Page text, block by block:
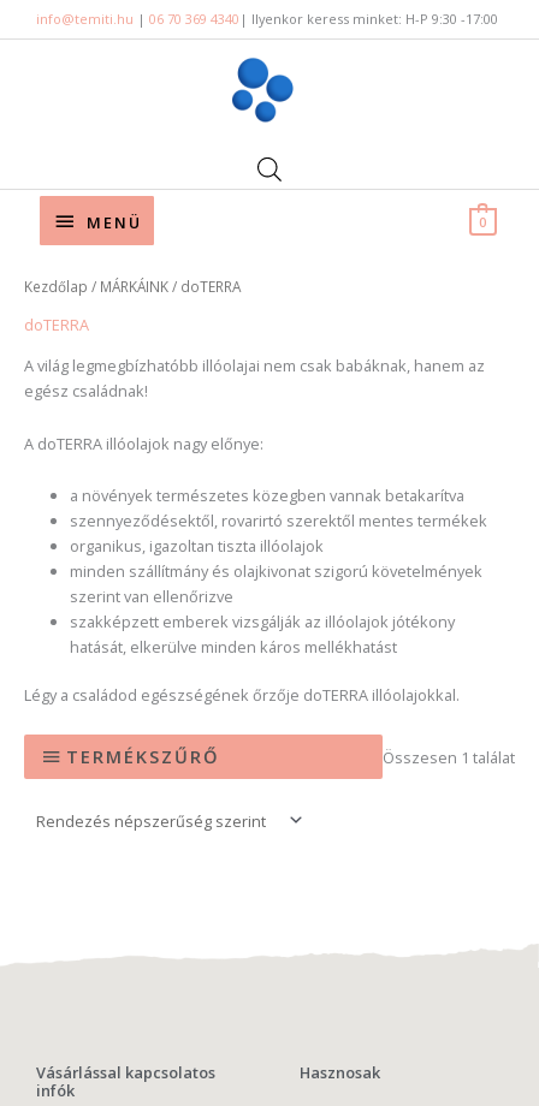
to
info@temiti.hu | 06 70 369 4340 | Ilyenkor keress minket: H-P 9:30 -17:00
Below
MENÜ 0
Kezdőlap / MÁRKÁINK/ doTERRA
doTERRA
A világ legmegbízhatóbb illóolajai nem csak babáknak, hanem az
egész családnak!
A doTERRA illóolajok nagy előnye:
a növények természetes közegben vannak betakarítva
szennyeződésektől, rovarirtó szerektől mentes termékek
organikus, igazoltan tiszta illóolajok
minden szállítmány és olajkivonat szigorú követelmények
szerint van ellenőrizve
szakképzett emberek vizsgálják az illóolajok jótékony
hatását, elkerülve minden káros mellékhatást
Légy a családod egészségének őrzője doTERRA illóolajokkal.
TERMÉKSZŰRŐ Összesen 1 találat
Vásárlással kapcsolatos
infók
Hasznosak